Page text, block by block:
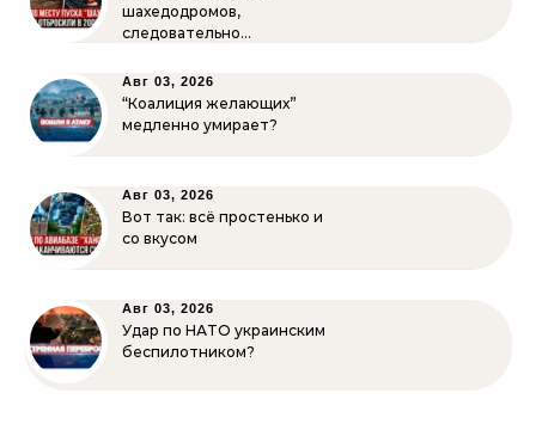
шахедодромов,
следовательно…
Авг 03, 2026
“Коалиция желающих”
медленно умирает?
Авг 03, 2026
Вот так: всё простенько и
со вкусом
Авг 03, 2026
Удар по НАТО украинским
беспилотником?